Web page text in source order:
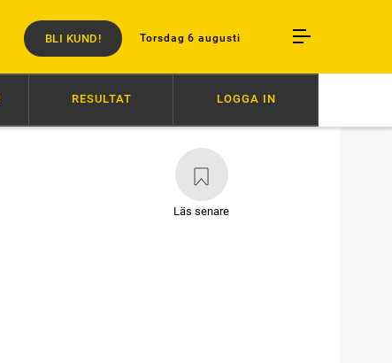
Torsdag 6 augusti
BLI KUND!
SVENSK SUCCÉ I PARIS 16:27 AVSTÄNGD EFTER SLAG I
RESULTAT LOGGA IN
Läs senare